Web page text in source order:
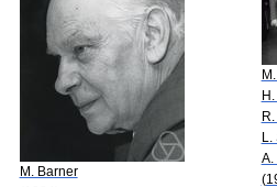
M. Barner
L.
A.